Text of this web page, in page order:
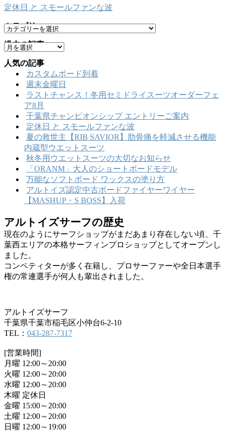
定休日 と スモールファンな波
カテゴリー
カ
テ
ゴ
リ
ー
過去の記事
ア
ー
カ
人気の記事
カスタムボード到着
週末金曜日
ラストチャンス！冬用セミドライスーツオーダーフェ
ア8月
千葉県チャンピオンシップ エントリーご案内
定休日 と スモールファンな波
夏の救世主【RIB SAVIOR】肋骨痛を軽減させる機能
内蔵型ウエットスーツ
秋冬用ウエットスーツの大切なお知らせ
「ORANM」大人のショートボードモデル
万能なソフトボード ワックスの塗り方
アルトイズ認定中古ボードファイヤーワイヤー
【MASHUP・S BOSS】入荷
アルトイズサーフの歴史
現在のようにサーフショップがまだあまり存在しない頃、千
葉西エリアの本格サーフィンプロショップとしてオープンし
ました。
コンペティターが多く在籍し、プロサーファーや全日本選手
権の常連選手が何人も輩出されました。
アルトイズサーフ
千葉県千葉市稲毛区小仲台6-2-10
TEL： 043-287-7317
[営業時間]
月曜 12:00～20:00
火曜 12:00～20:00
水曜 12:00～20:00
木曜 定休日
金曜 15:00～20:00
土曜 12:00～20:00
日曜 12:00～19:00